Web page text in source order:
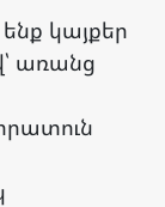
կայքեր
առանց